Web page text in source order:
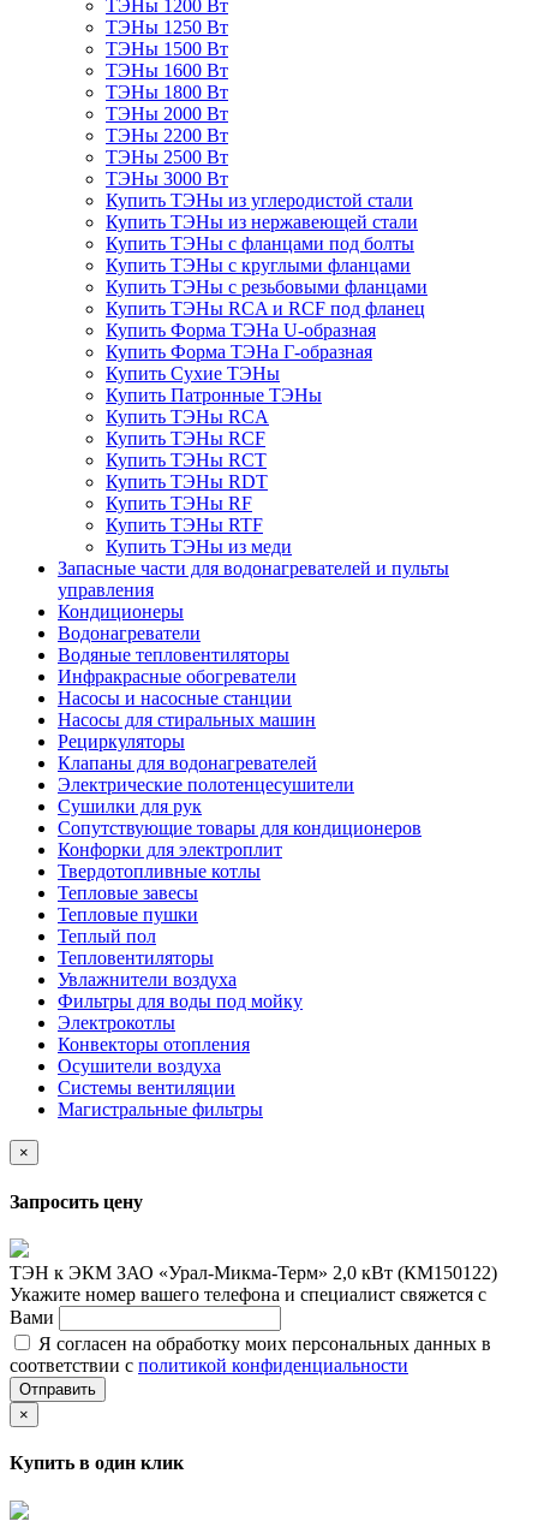
ТЭНы 1200 Вт
ТЭНы 1250 Вт
ТЭНы 1500 Вт
ТЭНы 1600 Вт
ТЭНы 1800 Вт
ТЭНы 2000 Вт
ТЭНы 2200 Вт
ТЭНы 2500 Вт
ТЭНы 3000 Вт
Купить ТЭНы из углеродистой стали
Купить ТЭНы из нержавеющей стали
Купить ТЭНы с фланцами под болты
Купить ТЭНы с круглыми фланцами
Купить ТЭНы с резьбовыми фланцами
Купить ТЭНы RCA и RCF под фланец
Купить Форма ТЭНа U-образная
Купить Форма ТЭНа Г-образная
Купить Сухие ТЭНы
Купить Патронные ТЭНы
Купить ТЭНы RCA
Купить ТЭНы RCF
Купить ТЭНы RCT
Купить ТЭНы RDT
Купить ТЭНы RF
Купить ТЭНы RTF
Купить ТЭНы из меди
Запасные части для водонагревателей и пульты
управления
Кондиционеры
Водонагреватели
Водяные тепловентиляторы
Инфракрасные обогреватели
Насосы и насосные станции
Насосы для стиральных машин
Рециркуляторы
Клапаны для водонагревателей
Электрические полотенцесушители
Сушилки для рук
Сопутствующие товары для кондиционеров
Конфорки для электроплит
Твердотопливные котлы
Тепловые завесы
Тепловые пушки
Теплый пол
Тепловентиляторы
Увлажнители воздуха
Фильтры для воды под мойку
Электрокотлы
Конвекторы отопления
Осушители воздуха
Системы вентиляции
Магистральные фильтры
×
Запросить цену
ТЭН к ЭКМ ЗАО «Урал-Микма-Терм» 2,0 кВт (КМ150122)
Укажите номер вашего телефона и специалист свяжется с
Вами
Я согласен на обработку моих персональных данных в
соответствии с политикой конфиденциальности
Отправить
×
Купить в один клик